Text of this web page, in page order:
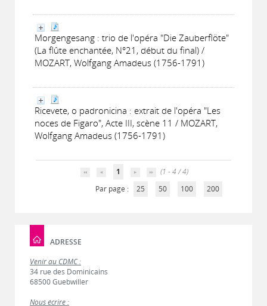
Morgengesang : trio de l'opéra "Die Zauberflöte"
(La flûte enchantée, N°21, début du final) /
MOZART, Wolfgang Amadeus (1756-1791)
Ricevete, o padronicina : extrait de l'opéra "Les
noces de Figaro", Acte III, scène 11 / MOZART,
Wolfgang Amadeus (1756-1791)
1
(1 - 4 / 4)
Par page :
25 50 100 200
ADRESSE
Venir au CDMC :
34 rue des Dominicains
68500 Guebwiller
Nous écrire :